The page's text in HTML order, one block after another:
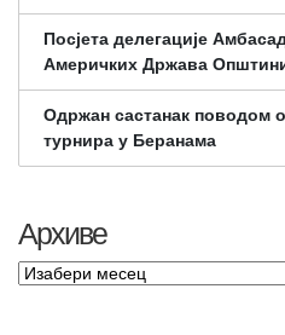
Посјета делегације
Америчких Држава
Одржан састанак поводом
турнира у Беранама
Архиве